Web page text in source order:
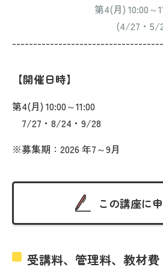
第4(月) 10:00～
(4/27・5/25
開催日時
第4(月) 10:00～11:00
7/27・8/24・9/28
※募集期：2026 年7～9月
この講座に
受講料、管理料、教材費